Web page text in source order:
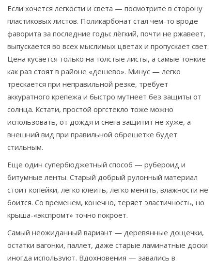
Если хочется легкости и света — посмотрите в сторону
пластиковых листов. Поликарбонат стал чем-то вроде
фаворита за последние годы: лёгкий, почти не ржавеет,
выпускается во всех мыслимых цветах и пропускает свет.
Цена кусается только на толстые листы, а самые тонкие
как раз стоят в районе «дешево». Минус — легко
трескается при неправильной резке, требует
аккуратного крепежа и быстро мутнеет без защиты от
солнца. Кстати, простой оргстекло тоже можно
использовать, от дождя и снега защитит не хуже, а
внешний вид при правильной обрешетке будет
стильным.
Еще один супербюджетный способ — рубероид и
битумные ленты. Старый добрый рулонный материал
стоит копейки, легко клеить, легко менять, влажности не
боится. Со временем, конечно, теряет эластичность, но
крыша-«экспромт» точно покроет.
Самый неожиданный вариант — деревянные дощечки,
остатки вагонки, паллет, даже старые ламинатные доски
иногда используют. Вдохновения — завались в